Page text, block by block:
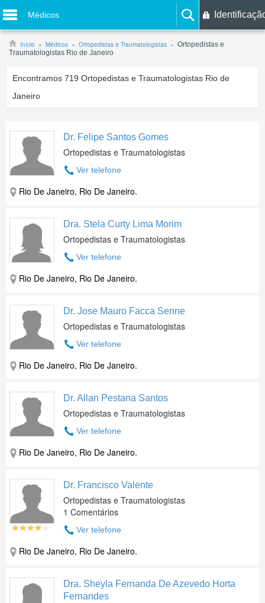
Médicos
Início Médicos Ortopedistas e Traumatologistas
Ortopedistas e
Traumatologistas Rio de Janeiro
Encontramos 719 Ortopedistas e Traumatologistas Rio de
Janeiro
Dr. Felipe Santos Gomes
Ortopedistas e Traumatologistas
Ver telefone
Rio De Janeiro, Rio De Janeiro.
Dra. Stela Curty Lima Morim
Ortopedistas e Traumatologistas
Ver telefone
Rio De Janeiro, Rio De Janeiro.
Dr. Jose Mauro Facca Senne
Ortopedistas e Traumatologistas
Ver telefone
Rio De Janeiro, Rio De Janeiro.
Dr. Allan Pestana Santos
Ortopedistas e Traumatologistas
Ver telefone
Rio De Janeiro, Rio De Janeiro.
Dr. Francisco Valente
Ortopedistas e Traumatologistas
1 Comentários
Ver telefone
Rio De Janeiro, Rio De Janeiro.
Dra. Sheyla Fernanda De Azevedo Horta
Fernandes